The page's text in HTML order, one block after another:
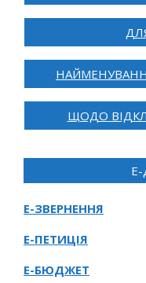
ЩОДО
Е-ЗВЕРНЕННЯ
Е-ПЕТИЦІЯ
Е-БЮДЖЕТ